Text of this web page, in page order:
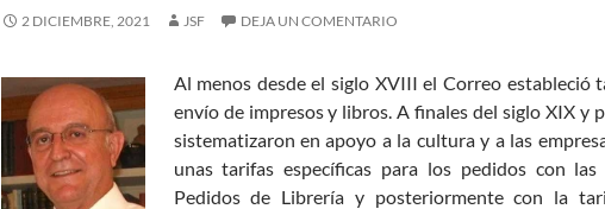
2 DICIEMBRE, 2021 JSF DEJA UN COMENTARIO
Al menos desde el siglo XVIII el Correo estableció
envío de impresos y libros. A finales del siglo XIX y
sistematizaron en apoyo a la cultura y a las
unas tarifas específicas para los pedidos con las
Pedidos de Librería y posteriormente con la